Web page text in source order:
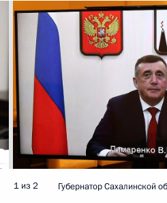
1 из 2 Губернатор Сахалинской